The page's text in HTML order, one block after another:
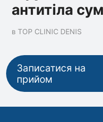
антитіла
в TOP CLINIC DENIS
Записатися на
прийом